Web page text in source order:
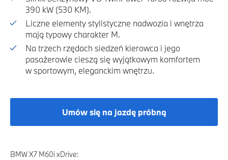
390 kW (530 KM).
Liczne elementy stylistyczne nadwozia i wnętrza
mają typowy charakter M.
Na trzech rzędach siedzeń kierowca i jego
pasażerowie cieszą się wyjątkowym komfortem
w sportowym, eleganckim wnętrzu.
Umów się na jazdę próbną
BMW X7 M60i xDrive: